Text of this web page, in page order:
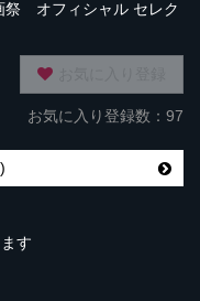
オフィシャル セレク
お気に入り登録数：97
す